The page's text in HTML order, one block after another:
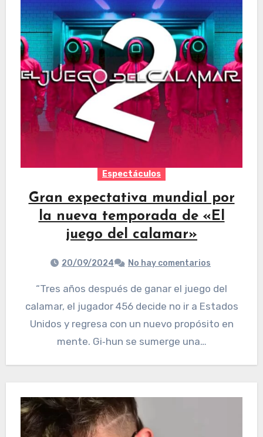
Espectáculos
Gran expectativa mundial por
la nueva temporada de «El
juego del calamar»
20/09/2024 No hay comentarios
“Tres años después de ganar el juego del
calamar, el jugador 456 decide no ir a Estados
Unidos y regresa con un nuevo propósito en
mente. Gi‑hun se sumerge una…